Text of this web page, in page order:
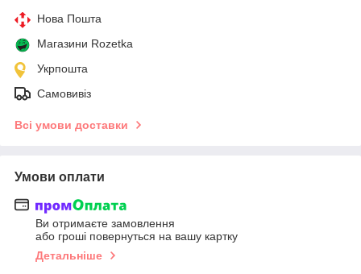
Нова Пошта
Магазини Rozetka
Укрпошта
Самовивіз
Всі умови доставки
Умови оплати
Ви отримаєте замовлення
або гроші повернуться на вашу картку
Детальніше